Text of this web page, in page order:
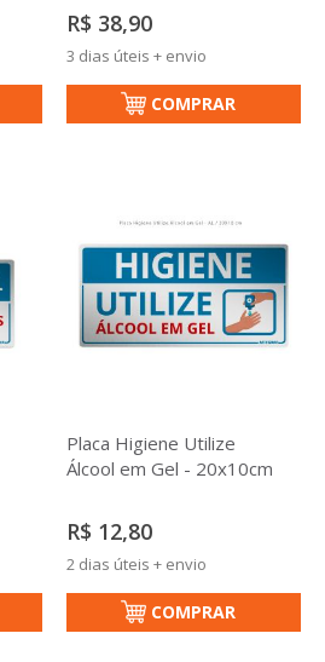
R$ 38,90
3 dias úteis + envio
COMPRAR
Placa Higiene Utilize
Álcool em Gel - 20x10cm
R$ 12,80
2 dias úteis + envio
COMPRAR